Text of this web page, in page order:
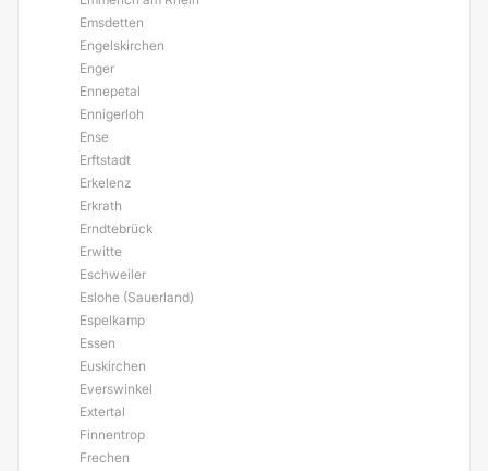
Emsdetten
Engelskirchen
Enger
Ennepetal
Ennigerloh
Ense
Erftstadt
Erkelenz
Erkrath
Erndtebrück
Erwitte
Eschweiler
Eslohe (Sauerland)
Espelkamp
Essen
Euskirchen
Everswinkel
Extertal
Finnentrop
Frechen